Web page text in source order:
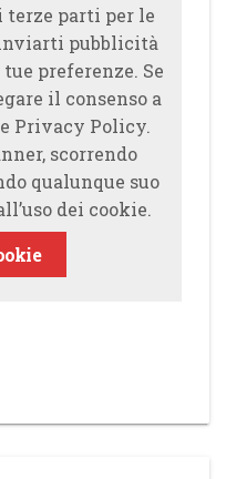
terze parti per le
pubblicità
preferenze. Se
il consenso a
Privacy Policy.
scorrendo
qualunque suo
dei cookie.